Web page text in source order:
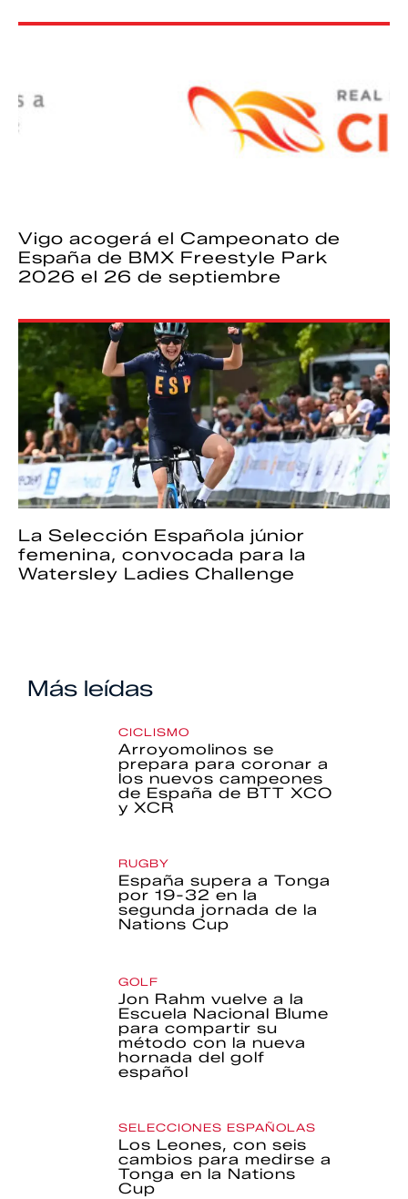
Vigo acogerá el Campeonato de
España de BMX Freestyle Park
2026 el 26 de septiembre
La Selección Española júnior
femenina, convocada para la
Watersley Ladies Challenge
Más leídas
CICLISMO
Arroyomolinos se
prepara para coronar a
los nuevos campeones
de España de BTT XCO
y XCR
RUGBY
España supera a Tonga
por 19-32 en la
segunda jornada de la
Nations Cup
GOLF
Jon Rahm vuelve a la
Escuela Nacional Blume
para compartir su
método con la nueva
hornada del golf
español
SELECCIONES ESPAÑOLAS
Los Leones, con seis
cambios para medirse a
Tonga en la Nations
Cup